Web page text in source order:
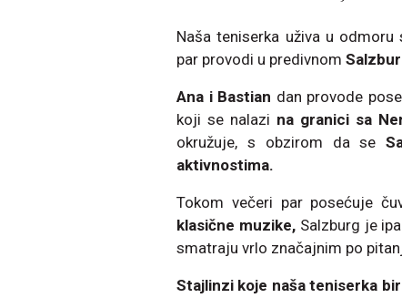
Naša teniserka uživa u odmoru
par provodi u predivnom
Ana i Bastian dan provode
koji se nalazi na granici sa
okružuje, s obzirom da se
aktivnostima.
Tokom večeri par posećuje
klasične muzike,Salzburg je
smatraju vrlo značajnim po
Stajlinzi koje naša teniserka